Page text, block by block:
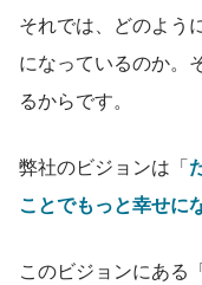
それでは、どのよう
になっているのか。
るからです。
弊社のビジョンは「
ことでもっと幸せに
このビジョンにある